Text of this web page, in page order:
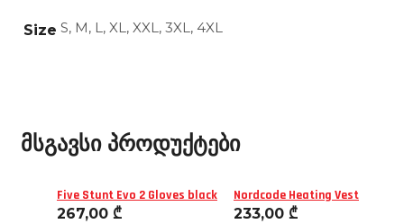
Size S, M, L, XL, XXL, 3XL, 4XL
მსგავსი პროდუქტები
Five Stunt Evo 2 Gloves black
267,00 ₾
Nordcode Heating Vest
233,00 ₾